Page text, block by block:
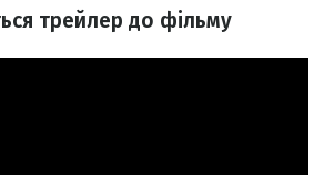
трейлер до фільму